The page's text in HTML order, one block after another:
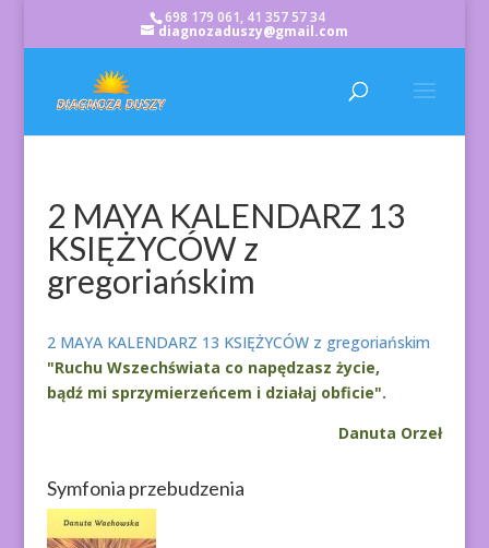
698 179 061, 41 357 57 34
diagnozaduszy@gmail.com
2 MAYA KALENDARZ 13
KSIĘŻYCÓW z
gregoriańskim
2 MAYA KALENDARZ 13 KSIĘŻYCÓW z gregoriańskim
"Ruchu Wszechświata co napędzasz życie,
bądź mi sprzymierzeńcem i działaj obficie".
Danuta Orzeł
Symfonia przebudzenia